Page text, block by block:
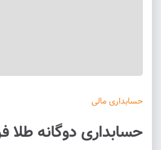
حسابداریمالی
حسابداری دوگانه